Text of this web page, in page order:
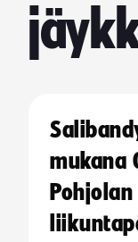
mukana
Pohjolan